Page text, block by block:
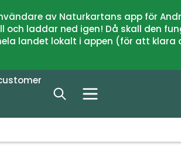
av Naturkartans app för
laddar ned igen! Då skall den
landet lokalt i appen (för att